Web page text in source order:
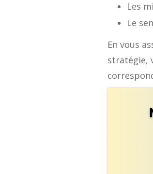
Les
Le
En vous
stratégie,